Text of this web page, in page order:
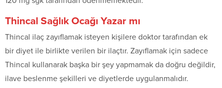
Thincal Sağlık Ocağı Yazar mı
Thincal ilaç zayıflamak isteyen kişilere doktor tarafından ek
bir diyet ile birlikte verilen bir ilaçtır. Zayıflamak için sadece
Thincal kullanarak başka bir şey yapmamak da doğru değildir,
ilave beslenme şekilleri ve diyetlerde uygulanmalıdır.